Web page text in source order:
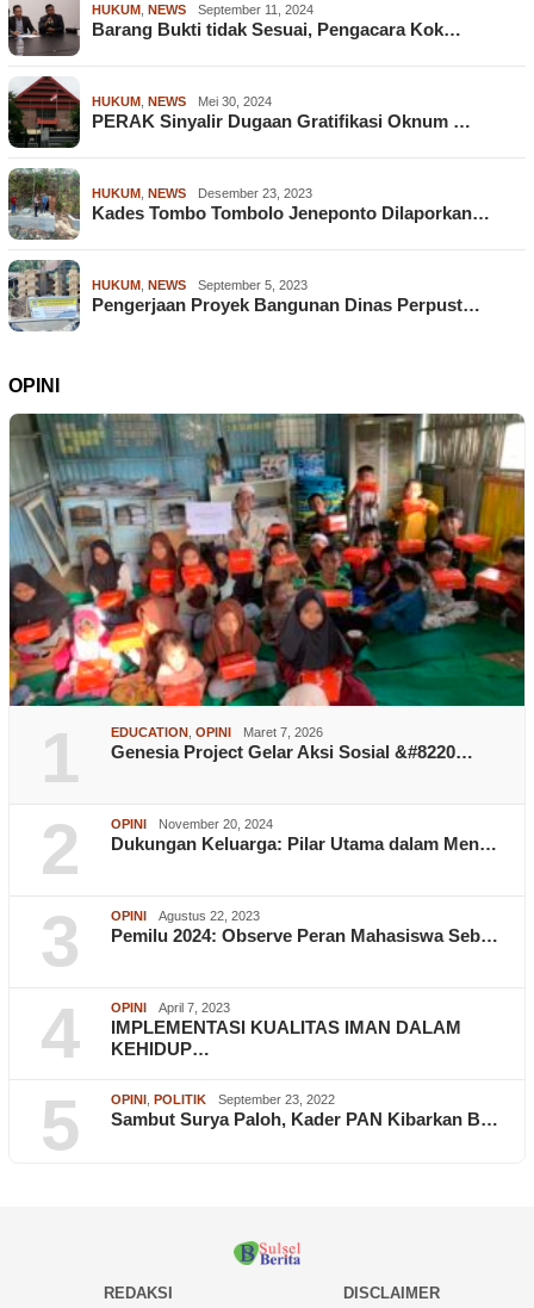
HUKUM NEWS September 11, 2024
Barang Bukti tidak Sesuai, Pengacara Kok…
HUKUM NEWS Mei 30, 2024
PERAK Sinyalir Dugaan Gratifikasi Oknum …
HUKUM NEWS Desember 23, 2023
Kades Tombo Tombolo Jeneponto Dilaporkan…
HUKUM NEWS September 5, 2023
Pengerjaan Proyek Bangunan Dinas Perpust…
OPINI
1 EDUCATION , OPINI Maret 7, 2026
Genesia Project Gelar Aksi Sosial &#8220…
2 OPINI November 20, 2024
Dukungan Keluarga: Pilar Utama dalam Men…
3 OPINI Agustus 22, 2023
Pemilu 2024: Observe Peran Mahasiswa Seb…
4 OPINI April 7, 2023
IMPLEMENTASI KUALITAS IMAN DALAM
KEHIDUP…
5 OPINI , POLITIK September 23, 2022
Sambut Surya Paloh, Kader PAN Kibarkan B…
REDAKSI DISCLAIMER